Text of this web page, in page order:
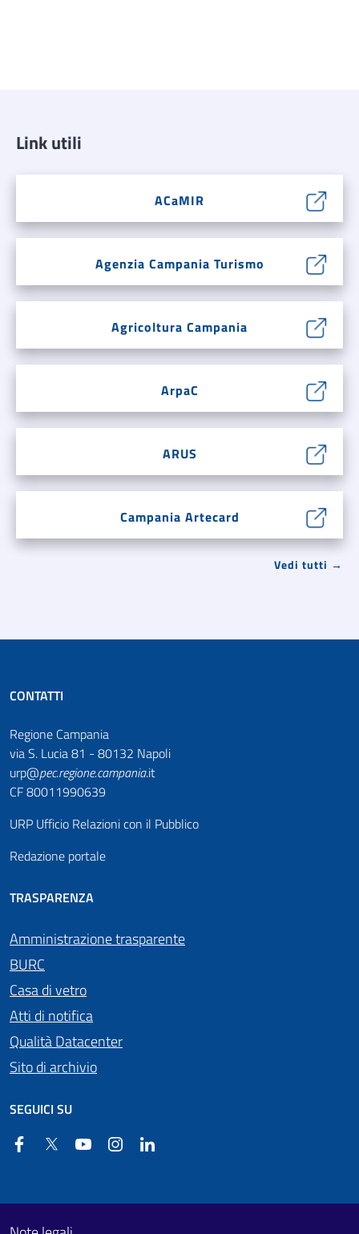
Link utili
ACaMIR
Agenzia Campania Turismo
Agricoltura Campania
ArpaC
ARUS
Campania Artecard
Vedi tutti →
CONTATTI
Regione Campania
via S. Lucia 81 - 80132 Napoli
urp@pec.regione.campania.it
CF 80011990639
URP Ufficio Relazioni con il Pubblico
Redazione portale
TRASPARENZA
Amministrazione trasparente
BURC
Casa di vetro
Atti di notifica
Qualità Datacenter
Sito di archivio
SEGUICI SU
FacebookTwitter YouTube Instagram
Footer First
Useful links section